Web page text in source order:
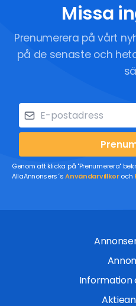
Missa
Prenumerera på vårt
på de senaste och
Genom att klicka på "Prenumerera"
AllaAnnonsers´sAnvändarvillkoroch
Information